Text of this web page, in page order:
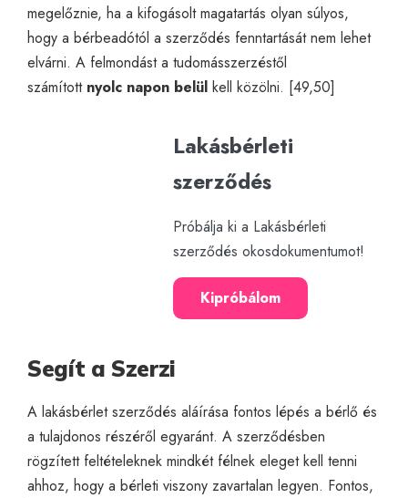
megelőznie, ha a kifogásolt magatartás olyan súlyos,
hogy a bérbeadótól a szerződés fenntartását nem lehet
elvárni. A felmondást a tudomásszerzéstől
számított nyolc napon belül kell közölni. [49,50]
Lakásbérleti
szerződés
Próbálja ki a Lakásbérleti
szerződés okosdokumentumot!
Kipróbálom
Segít a Szerzi
A lakásbérlet szerződés aláírása fontos lépés a bérlő és
a tulajdonos részéről egyaránt. A szerződésben
rögzített feltételeknek mindkét félnek eleget kell tenni
ahhoz, hogy a bérleti viszony zavartalan legyen. Fontos,